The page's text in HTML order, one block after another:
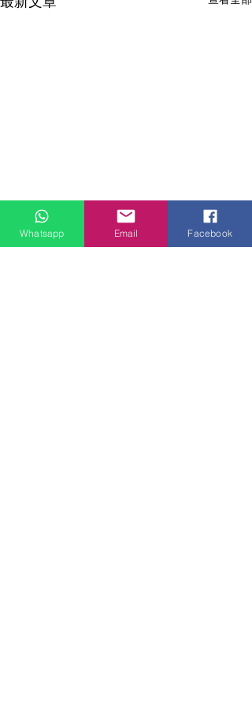
Whatsapp Email Facebook